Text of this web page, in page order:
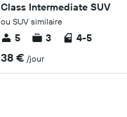
Class Intermediate SUV
ou SUV similaire
5 3 4-5
38 € /jour